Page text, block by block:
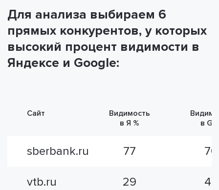
Для анализа выбираем 6
прямых конкурентов, у которых
высокий процент видимости в
Яндексе и Google:
Сайт
Видимость
в Я %
в G
sberbank.ru 77 70
vtb.ru 29 43